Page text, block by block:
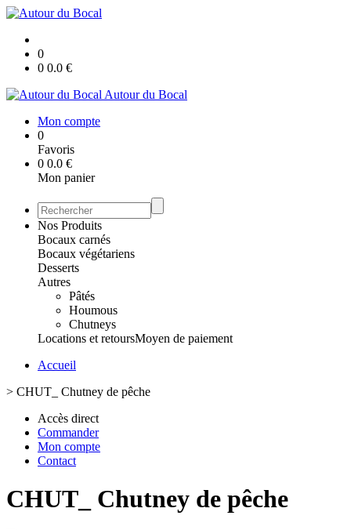
0
0 0.0 €
Autour du Bocal
Mon compte
0
Favoris
0 0.0 €
Mon panier
Nos Produits
Bocaux carnés
Bocaux végétariens
Desserts
Autres
Pâtés
Houmous
Chutneys
Locations et retoursMoyen de paiement
Accueil
> CHUT_ Chutney de pêche
Accès direct
Commander
Mon compte
Contact
CHUT_ Chutney de pêche